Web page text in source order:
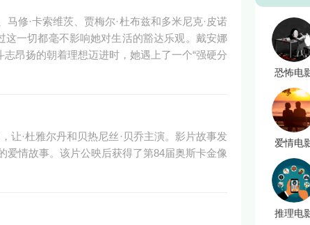
修·卡索维茨、贾梅尔·杜布兹和多米尼克·皮诺
一切都毫不影响她对生活的豁达乐观。戴安娜
昂扬的朝着理想迈进时，她遇上了一个“强硬分
让·杜雅尔丹和贝热尼丝·贝乔主演。影片故事发
情故事。该片公映后获得了第84届奥斯卡金像
恐怖电
爱情电
推理电